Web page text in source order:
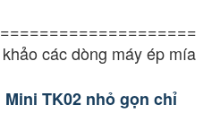
các dòng máy ép mía
Mini TK02 nhỏ gọn chỉ